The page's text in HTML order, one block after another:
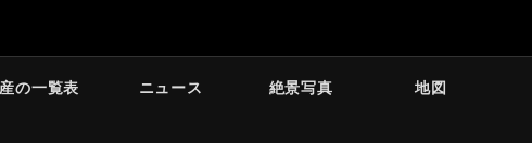
の一覧表 ニュース 絶景写真 地図